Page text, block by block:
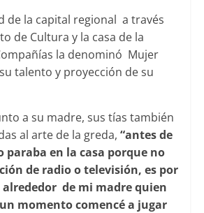
de la capital regional a través
de Cultura y la casa de la
la denominó Mujer
talento y proyección de su
a su madre, sus tías también
al arte de la greda, “antes de
paraba en la casa porque no
de radio o televisión, es por
alrededor de mi madre quien
momento comencé a jugar